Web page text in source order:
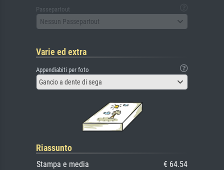
Passepartout
Nessun Passepartout
Varie ed extra
Appendiabiti per foto
Gancio a dente di sega
Riassunto
Stampa e media
€ 64.54